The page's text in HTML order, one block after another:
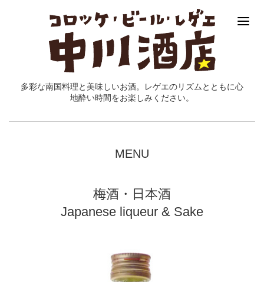
多彩な南国料理と美味しいお酒。レゲエのリズムとともに心
地酔い時間をお楽しみください。
MENU
梅酒・日本酒
Japanese liqueur & Sake